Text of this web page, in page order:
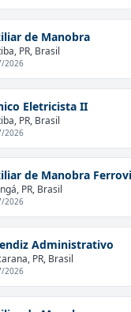
de Manobra
PR, Brasil
2026
Eletricista II
PR, Brasil
2026
de Manobra
PR, Brasil
2026
Administrativo
PR, Brasil
2026